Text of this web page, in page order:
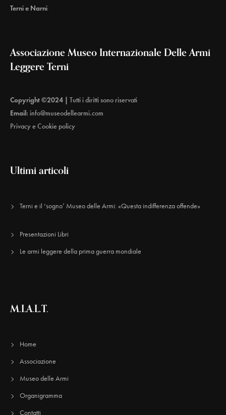
Terni e Narni
Associazione Museo Internazionale Delle Armi
Leggere Terni
Copyright ©2024 | Tutti i diritti sono riservati
Email: info@museodellearmi.com
Privacy e Cookie policy
Ultimi articoli
Terni e il ‘sogno’ Museo delle Armi: «Questa indifferenza offende»
Presentazioni Libri
Le armi leggere della prima guerra mondiale
M.I.A.L.T.
Home
Associazione
Museo delle Armi
Organigramma
Contatti